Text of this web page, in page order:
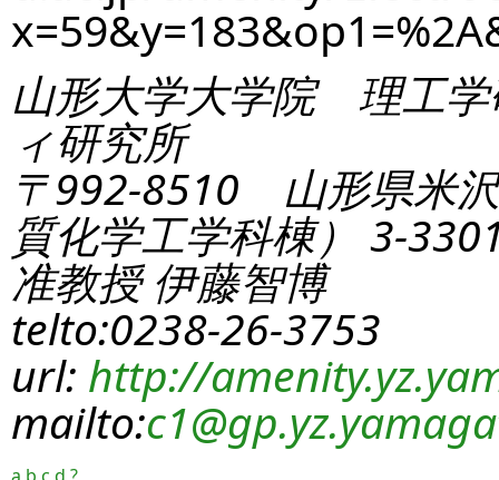
山形大学大学院 理工学
ィ研究所
〒992-8510 山形県米
質化学工学科棟） 3-
准教授 伊藤智博
telto:0238-26-3753
url: http://
mailto:c1